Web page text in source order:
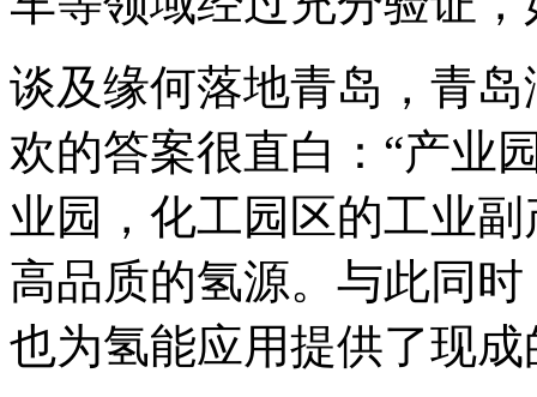
谈及缘何落地青岛，青
欢的答案很直白：“产业
业园，化工园区的工业
高品质的氢源。与此同
也为氢能应用提供了现成